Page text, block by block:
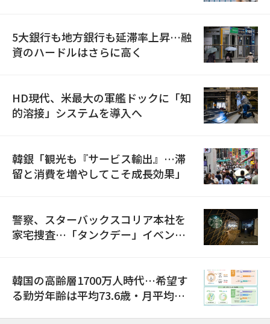
5大銀行も地方銀行も延滞率上昇…融
資のハードルはさらに高く
HD現代、米最大の軍艦ドックに「知
的溶接」システムを導入へ
韓銀「観光も『サービス輸出』…滞
留と消費を増やしてこそ成長効果」
警察、スターバックスコリア本社を
家宅捜査…「タンクデー」イベント
韓国の高齢層1700万人時代…希望す
る勤労年齢は平均73.6歳・月平均賃